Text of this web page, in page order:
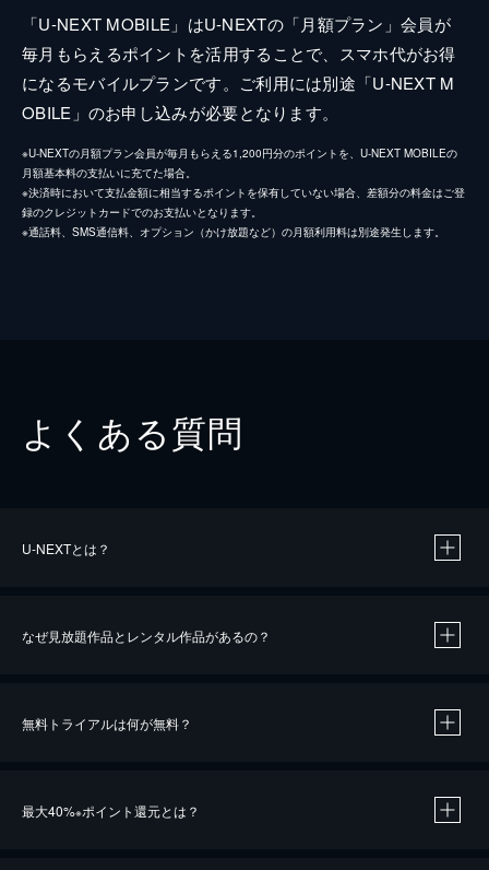
「U-NEXT MOBILE」はU-NEXTの「月額プラン」会員が
毎月もらえるポイントを活用することで、スマホ代がお得
になるモバイルプランです。ご利用には別途「U-NEXT M
OBILE」のお申し込みが必要となります。
※U-NEXTの月額プラン会員が毎月もらえる1,200円分のポイントを、U-NEXT MOBILEの
月額基本料の支払いに充てた場合。
※決済時において支払金額に相当するポイントを保有していない場合、差額分の料金はご登
録のクレジットカードでのお支払いとなります。
※通話料、SMS通信料、オプション（かけ放題など）の月額利用料は別途発生します。
よくある質問
U-NEXTとは？
なぜ見放題作品とレンタル作品があるの？
無料トライアルは何が無料？
最大40%※ポイント還元とは？